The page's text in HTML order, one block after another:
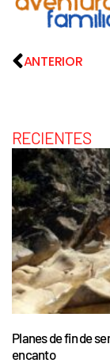
ANTERIOR
RECIENTES
Planes de fin de
encanto